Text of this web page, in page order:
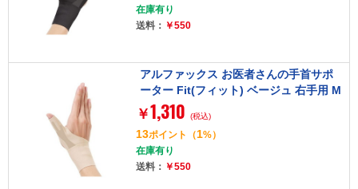
在庫有り
送料： ￥550
アルファックス お医者さんの手首サポ
ーター Fit(フィット) ベージュ 右手用 M
サイズ 434726
￥1,310 (税込)
13ポイント （1%）
在庫有り
送料： ￥550